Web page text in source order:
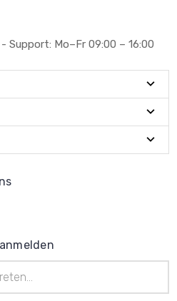
Support: Mo–Fr 09:00 – 16:00